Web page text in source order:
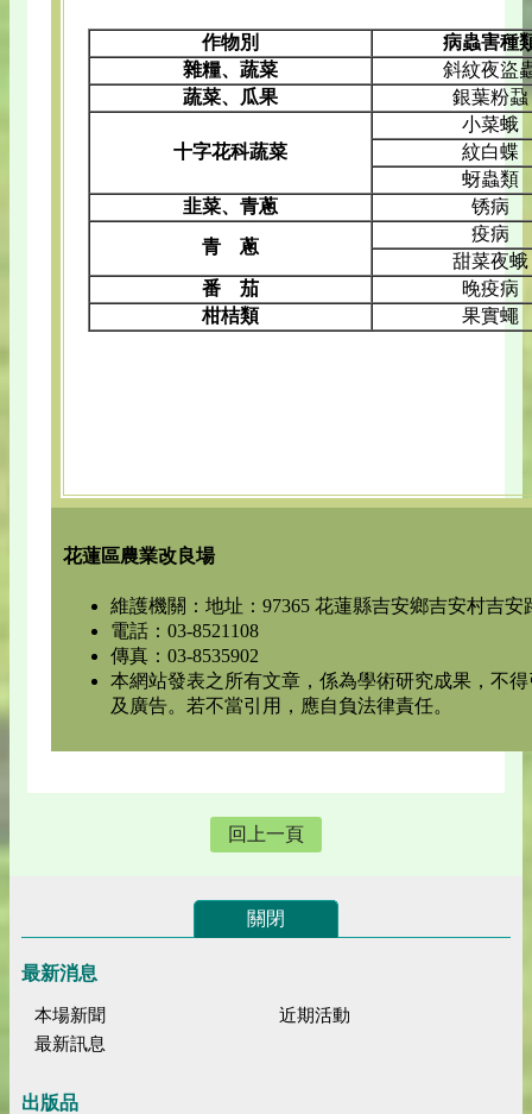
作物別
病蟲害種
雜糧、蔬菜
斜紋夜盜
蔬菜、瓜果
銀葉粉蝨
十字花科蔬菜
小菜蛾
紋白蝶
蚜蟲類
韭菜、青蔥
锈病
青 蔥
疫病
甜菜夜蛾
番 茄
晚疫病
柑桔類
果實蠅
花蓮區農業改良場
維護機關：地址：97365 花蓮縣吉安鄉吉安村吉安
電話：03-8521108
傳真：03-8535902
本網站發表之所有文章，係為學術研究成果，不
及廣告。若不當引用，應自負法律責任。
回上一頁
關閉
最新消息
本場新聞
近期活動
最新訊息
出版品